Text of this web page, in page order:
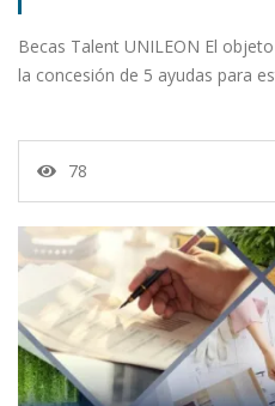
Becas Talent UNILEON El
la concesión de 5 ayudas para
78